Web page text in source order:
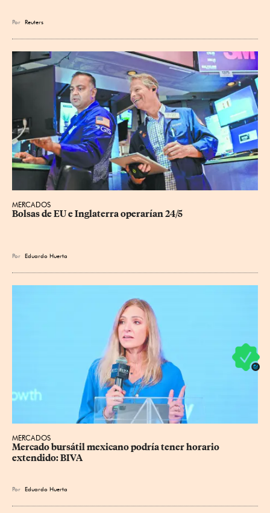
Por Reuters
MERCADOS
Bolsas de EU e Inglaterra operarían 24/5
Por Eduardo Huerta
MERCADOS
Mercado bursátil mexicano podría tener horario
extendido: BIVA
Por Eduardo Huerta